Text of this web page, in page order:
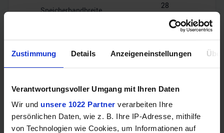
Zustimmung Details Anzeigeneinstellungen
Verantwortungsvoller Umgang mit Ihren Daten
Wir und unsere 1022 Partner verarbeiten Ihre
persönlichen Daten, wie z. B. Ihre IP-Adresse, mithilfe
von Technologien wie Cookies, um Informationen auf
Speicherbandbreite
28
Gbps
HDMI –